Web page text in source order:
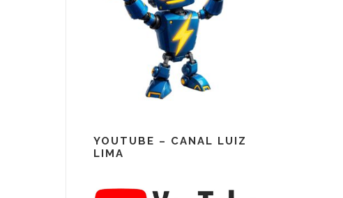
YOUTUBE – CANAL LUIZ
LIMA